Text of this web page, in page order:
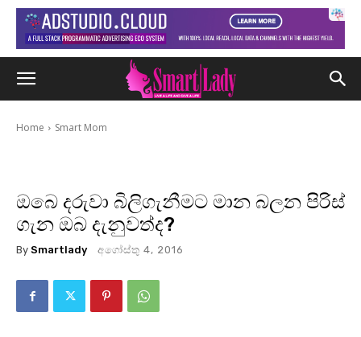
Home Smart Mom
ඔබෙ දරුවා බිලිගැනීමට මාන බලන පිරිස්
ගැන ඔබ දැනුවත්ද?
By Smartlady අගෝස්තු 4, 2016